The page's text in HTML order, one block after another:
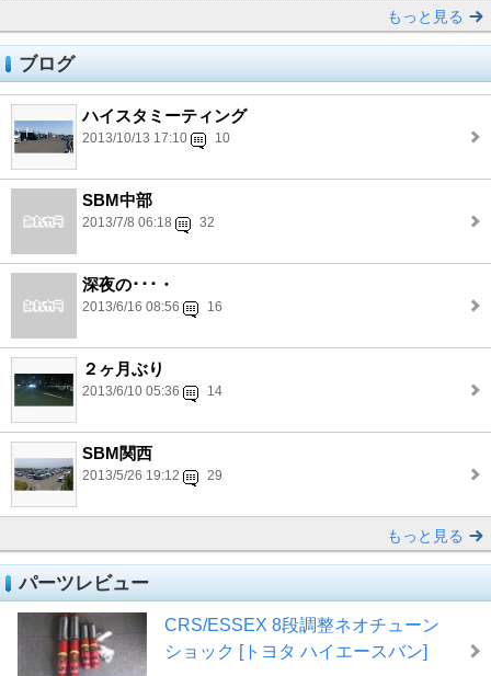
もっと見る
ブログ
ハイスタミーティング
2013/10/13 17:10 10
SBM中部
2013/7/8 06:18 32
深夜の･･･・
2013/6/16 08:56 16
２ヶ月ぶり
2013/6/10 05:36 14
SBM関西
2013/5/26 19:12 29
もっと見る
パーツレビュー
CRS/ESSEX 8段調整ネオチューン
ショック [トヨタ ハイエースバン]